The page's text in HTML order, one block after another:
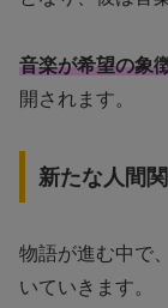
音楽が希望の象
開されます。
新たな人間
物語が進む中で
いていきます。